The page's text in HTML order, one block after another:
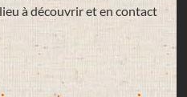
à découvrir et en contact